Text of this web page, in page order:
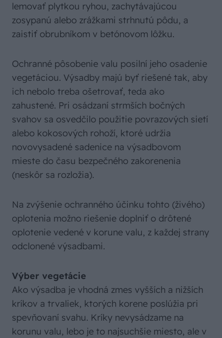
lemovať plytkou ryhou, zachytávajúcou
zosypanú alebo zrážkami strhnutú pôdu, a
zaistiť obrubníkom v betónovom lôžku.
Ochranné pôsobenie valu posilní jeho osadenie
vegetáciou. Výsadby majú byť riešené tak, aby
ich nebolo treba ošetrovať, teda ako
zahustené. Pri osádzaní strmších bočných
svahov sa osvedčilo použitie povrazových sietí
alebo kokosových rohoží, ktoré udržia
novovysadené sadenice na výsadbovom
mieste do času bezpečného zakorenenia
(neskôr sa rozložia).
Na zvýšenie ochranného účinku tohto (živého)
oplotenia možno riešenie doplniť o drôtené
oplotenie vedené v korune valu, z každej strany
odclonené výsadbami.
Výber vegetácie
Ako výsadba je vhodná zmes vyšších a nižších
kríkov a trvaliek, ktorých korene poslúžia pri
spevňovaní svahu. Kríky nevysádzame na
korunu valu, lebo je to najsuchšie miesto, ale v